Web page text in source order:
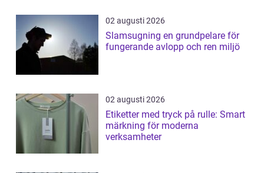
02 augusti 2026
Slamsugning en grundpelare för
fungerande avlopp och ren miljö
02 augusti 2026
Etiketter med tryck på rulle: Smart
märkning för moderna
verksamheter